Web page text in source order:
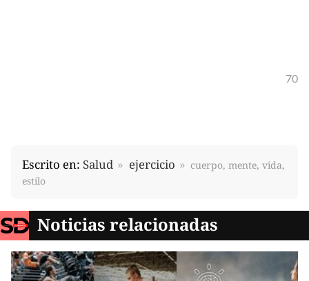
70
Escrito en: Salud ejercicio
cuerpo, mente, vida,
estilo
Noticias relacionadas